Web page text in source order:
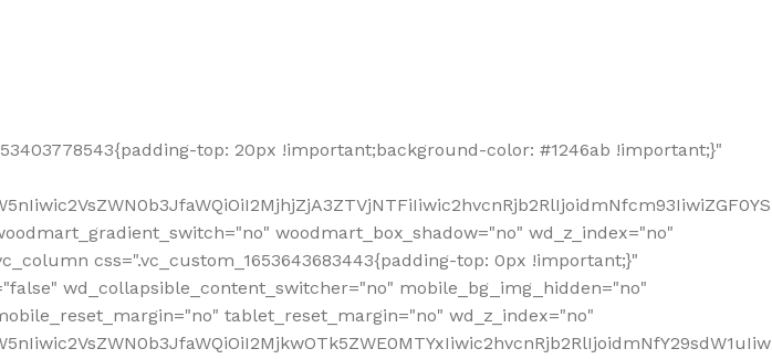
top: 20px !important;background-color: #1246ab !important;}"
woodmart_box_shadow="no" wd_z_index="no"
css=".vc_custom_1653643683443{padding-top: 0px !important;}"
wd_collapsible_content_switcher="no" mobile_bg_img_hidden="no"
tablet_reset_margin="no" wd_z_index="no"